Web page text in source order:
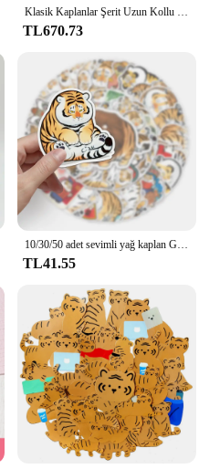
Klasik Kaplanlar Şerit Uzun Kollu Üst Kadın Oyun Gömlek
TL670.73
10/30/50 adet sevimli yağ kaplan Graffiti su geçirmez etiket dekorasyon bisiklet bavul dizüstü hediye PVC kaplan Sticker toptan
TL41.55